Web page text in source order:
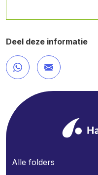
Deel deze informatie
Alle folders